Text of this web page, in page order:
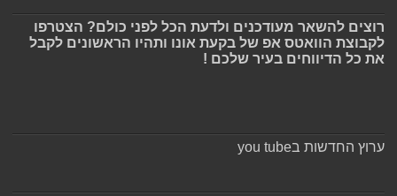
רוצים להשאר מעודכנים ולדעת הכל לפני כולם? הצטרפו
לקבוצת הוואטס אפ של בקעת אונו ותהיו הראשונים לקבל
את כל הדיווחים בעיר שלכם !
ערוץ החדשות בyou tube